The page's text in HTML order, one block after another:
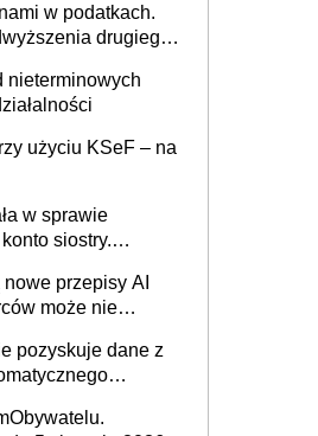
w podatkach.
drugiego
nieterminowych
użyciu KSeF – na
w sprawie
siostry.
nie będzie
przepisy AI
może nie
pozyskuje dane z